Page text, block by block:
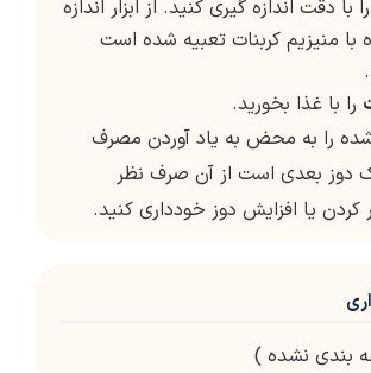
با دقت اندازه گیری کنید. از ابزار اندازه
با منیزیم کربنات تعبیه شده است
را با غذا بخورید.
را به محض به یاد آوردن مصرف
دوز بعدی است از آن صرف نظر
کردن یا افزایش دوز خودداری کنید.